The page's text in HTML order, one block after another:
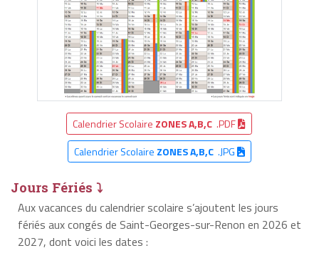
Calendrier Scolaire ZONES A,B,C .PDF
Calendrier Scolaire ZONES A,B,C.JPG
Jours Fériés ⤵
Aux vacances du calendrier scolaire s’ajoutent les jours
fériés aux congés de Saint-Georges-sur-Renon en 2026 et
2027, dont voici les dates :